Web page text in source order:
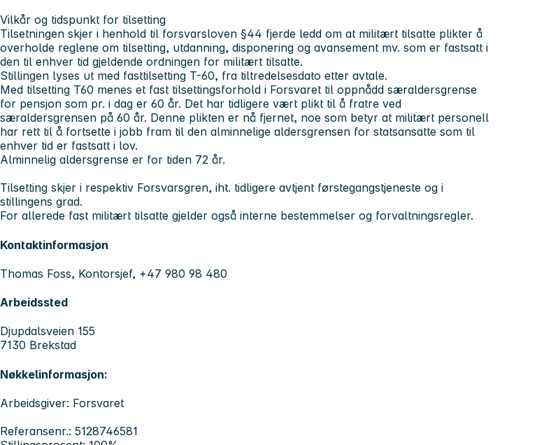
Vilkår og tidspunkt for tilsetting
Tilsetningen skjer i henhold til forsvarsloven §44 fjerde ledd om at militært tilsatte plikter å
overholde reglene om tilsetting, utdanning, disponering og avansement mv. som er fastsatt i
den til enhver tid gjeldende ordningen for militært tilsatte.
Stillingen lyses ut med fasttilsetting T-60, fra tiltredelsesdato etter avtale.
Med tilsetting T60 menes et fast tilsettingsforhold i Forsvaret til oppnådd særaldersgrense
for pensjon som pr. i dag er 60 år. Det har tidligere vært plikt til å fratre ved
særaldersgrensen på 60 år. Denne plikten er nå fjernet, noe som betyr at militært personell
har rett til å fortsette i jobb fram til den alminnelige aldersgrensen for statsansatte som til
enhver tid er fastsatt i lov.
Alminnelig aldersgrense er for tiden 72 år.
Tilsetting skjer i respektiv Forsvarsgren, iht. tidligere avtjent førstegangstjeneste og i
stillingens grad.
For allerede fast militært tilsatte gjelder også interne bestemmelser og forvaltningsregler.
Kontaktinformasjon
Thomas Foss, Kontorsjef, +47 980 98 480
Arbeidssted
Djupdalsveien 155
7130 Brekstad
Nøkkelinformasjon:
Arbeidsgiver: Forsvaret
Referansenr.: 5128746581